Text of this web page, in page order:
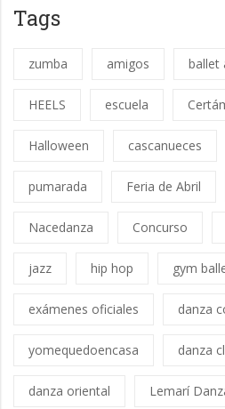
Tags
zumba amigos ballet
HEELS escuela
Halloween cascanueces
pumarada Feria de Abril
Nacedanza Concurso
jazz hip hop gym
exámenes oficiales danza
yomequedoencasa danza
danza oriental Lemarí